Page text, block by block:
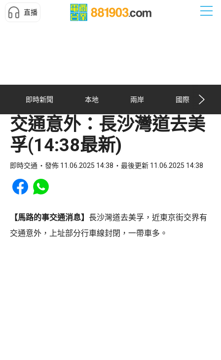
直播
即時新聞 本地 兩岸 國際
交通意外：長沙灣道去美
孚(14:38最新)
即時交通 發佈 11.06.2025 14:38 最後更新 11.06.2025 14:38
Share to Facebook
Share to WhatsApp
【馬路的事交通消息】 長沙灣道去美孚，近東京街交界有
交通意外，上址部分行車線封閉，一帶車多。